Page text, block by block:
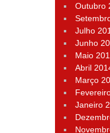
Outubro
Julho
Junho
Maio
Abril
Março
Janeiro